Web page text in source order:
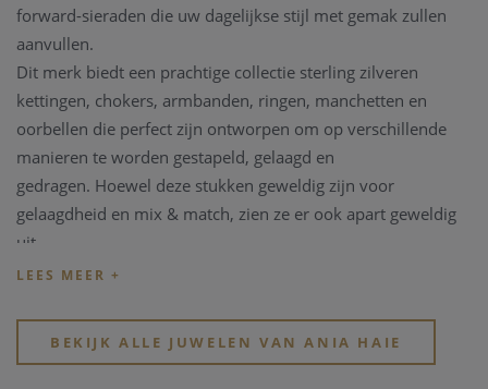
forward-sieraden die uw dagelijkse stijl met gemak zullen
aanvullen.
Dit merk biedt een prachtige collectie sterling zilveren
kettingen, chokers, armbanden, ringen, manchetten en
oorbellen die perfect zijn ontworpen om op verschillende
manieren te worden gestapeld, gelaagd en
gedragen. Hoewel deze stukken geweldig zijn voor
gelaagdheid en mix & match, zien ze er ook apart geweldig
uit.
Elk juweel is toegankelijk, trendy en altijd moeiteloos chic.
BEKIJK ALLE JUWELEN VAN ANIA HAIE